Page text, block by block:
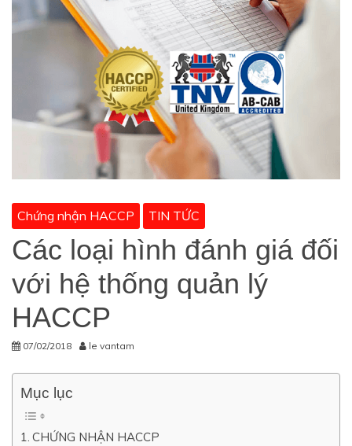
Chứng nhận HACCP TIN TỨC
Các loại hình đánh giá đối
với hệ thống quản lý
HACCP
07/02/2018 le vantam
Mục lục
CHỨNG NHẬN HACCP